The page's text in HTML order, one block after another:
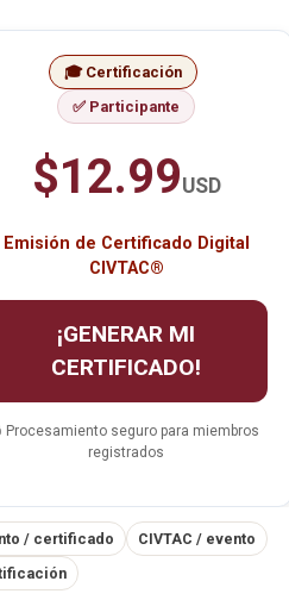
🎓 Certificación
✅ Participante
$12.99USD
Emisión de Certificado Digital
CIVTAC®
¡GENERAR MI
CERTIFICADO!
Procesamiento seguro para miembros
registrados
/ certificado
CIVTAC / evento